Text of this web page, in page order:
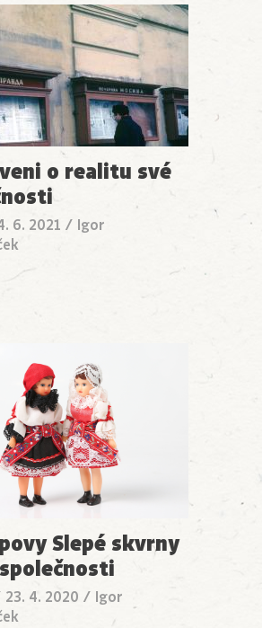
o realitu své
6. 2021 / Igor
Slepé skvrny
23. 4. 2020 / Igor